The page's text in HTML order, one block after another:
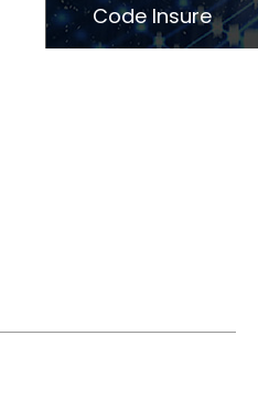
Code Insure